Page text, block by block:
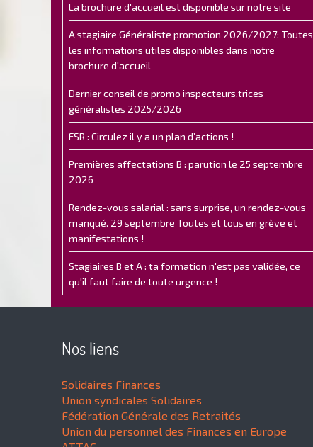
La brochure d'accueil est disponible sur notre site
A stagiaire Généraliste promotion 2026/2027: Toutes
les informations utiles disponibles dans notre
brochure d'accueil
Dernier conseil de promo inspecteurs.trices
généralistes 2025/2026
FSR : Circulez il y a un plan d’actions !
Premières affectations B : parution le 25 septembre
2026
Rendez-vous salarial : sans surprise, un rendez-vous
manqué. 29 septembre Toutes et tous en grève et
manifestations !
Stagiaires B et A : ta formation n'est pas validée, ce
qu'il faut faire de toute urgence !
Nos liens
Solidaires Finances
Union syndicales Solidaires
Fédération Générale des Retraités
Union du personnel des Finances en Europe